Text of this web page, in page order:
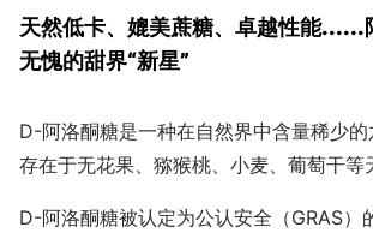
天然低卡、媲美蔗糖、卓越性能......
无愧的甜界“新星”
D-阿洛酮糖是一种在自然界中含量稀少
存在于无花果、猕猴桃、小麦、葡萄干等
D-阿洛酮糖被认定为公认安全（GRAS）